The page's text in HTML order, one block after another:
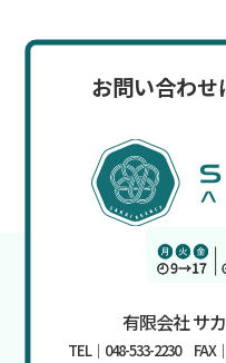
お問い合わ
有限会社 サ
TEL｜048-533-2230